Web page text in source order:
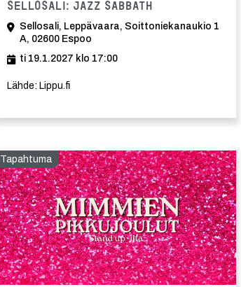
Sellosali: Jazz Sabbath
Sellosali, Leppävaara, Soittoniekanaukio 1
A, 02600 Espoo
ti 19.1.2027 klo 17:00
Lähde: Lippu.fi
Tapahtuma